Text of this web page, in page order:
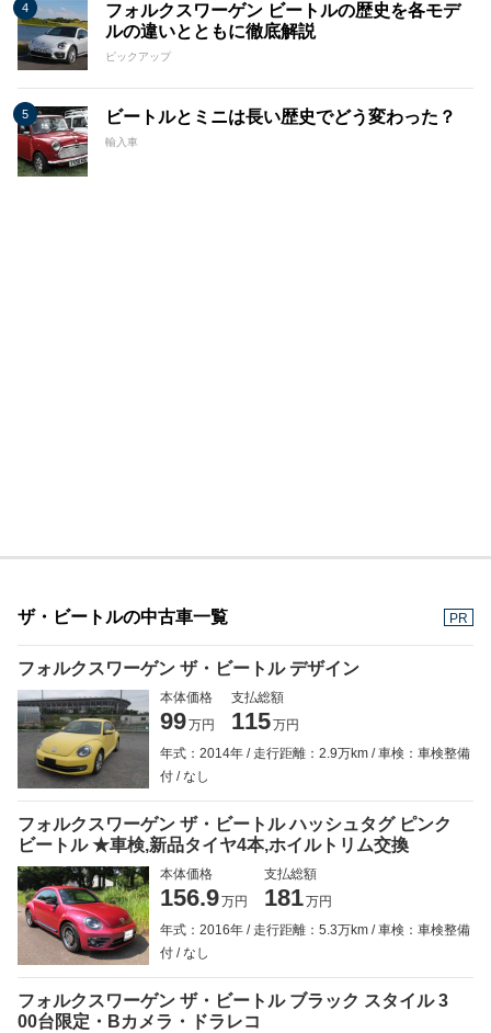
フォルクスワーゲン ビートルの歴史を各モデ
ルの違いとともに徹底解説
ピックアップ
ビートルとミニは長い歴史でどう変わった？
輸入車
ザ・ビートルの中古車一覧 PR
フォルクスワーゲン ザ・ビートル デザイン
本体価格
99万円
支払総額
115万円
年式：2014年
走行距離：2.9万km
車検：車検整備
付
なし
フォルクスワーゲン ザ・ビートル ハッシュタグ ピンク
ビートル ★車検,新品タイヤ4本,ホイルトリム交換
本体価格
156.9万円
支払総額
181万円
年式：2016年
走行距離：5.3万km
車検：車検整備
付
なし
フォルクスワーゲン ザ・ビートル ブラック スタイル 3
00台限定・Bカメラ・ドラレコ